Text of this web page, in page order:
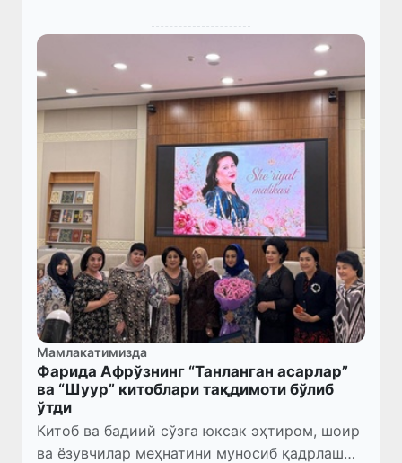
Мамлакатимизда
Фарида Афрўзнинг “Танланган асарлар”
ва “Шуур” китоблари тақдимоти бўлиб
ўтди
Китоб ва бадиий сўзга юксак эҳтиром, шоир
ва ёзувчилар меҳнатини муносиб қадрлаш